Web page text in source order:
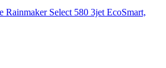
Select 580 3jet EcoSmart,